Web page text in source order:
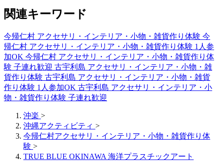
関連キーワード
今帰仁村 アクセサリ・インテリア・小物・雑貨作り体験 今
帰仁村 アクセサリ・インテリア・小物・雑貨作り体験 1人参
加OK 今帰仁村 アクセサリ・インテリア・小物・雑貨作り体
験 子連れ歓迎 古宇利島 アクセサリ・インテリア・小物・雑
貨作り体験 古宇利島 アクセサリ・インテリア・小物・雑貨
作り体験 1人参加OK 古宇利島 アクセサリ・インテリア・小
物・雑貨作り体験 子連れ歓迎
沖楽 >
沖縄アクティビティ >
今帰仁村アクセサリ・インテリア・小物・雑貨作り体
験 >
TRUE BLUE OKINAWA 海洋プラスチックアート